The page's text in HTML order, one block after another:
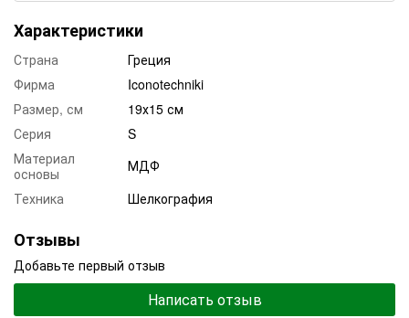
Характеристики
Страна
Греция
Фирма
Iconotechniki
Размер, см
19х15 см
Серия
S
Материал
основы
МДФ
Техника
Шелкография
Отзывы
Добавьте первый отзыв
Написать отзыв